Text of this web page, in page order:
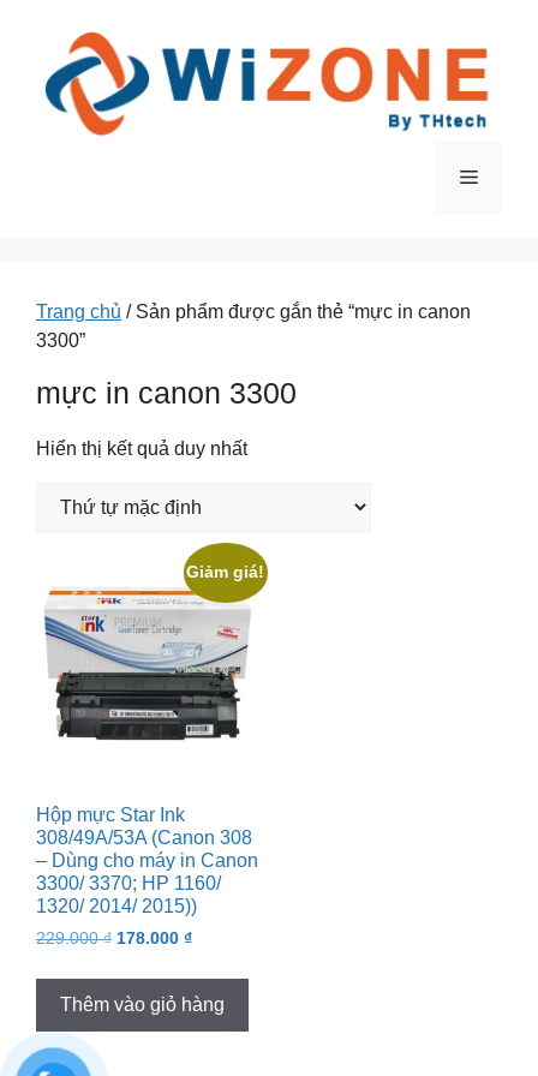
Menu
Trang chủ / Sản phẩm được gắn thẻ “mực in canon
3300”
mực in canon 3300
Hiển thị kết quả duy nhất
Giảm giá!
Hộp mực Star Ink
308/49A/53A (Canon 308
– Dùng cho máy in Canon
3300/ 3370; HP 1160/
1320/ 2014/ 2015))
229.000₫ Original
229.000 ₫.
178.000 ₫Current
178.000 ₫.
Thêm vào giỏ hàng